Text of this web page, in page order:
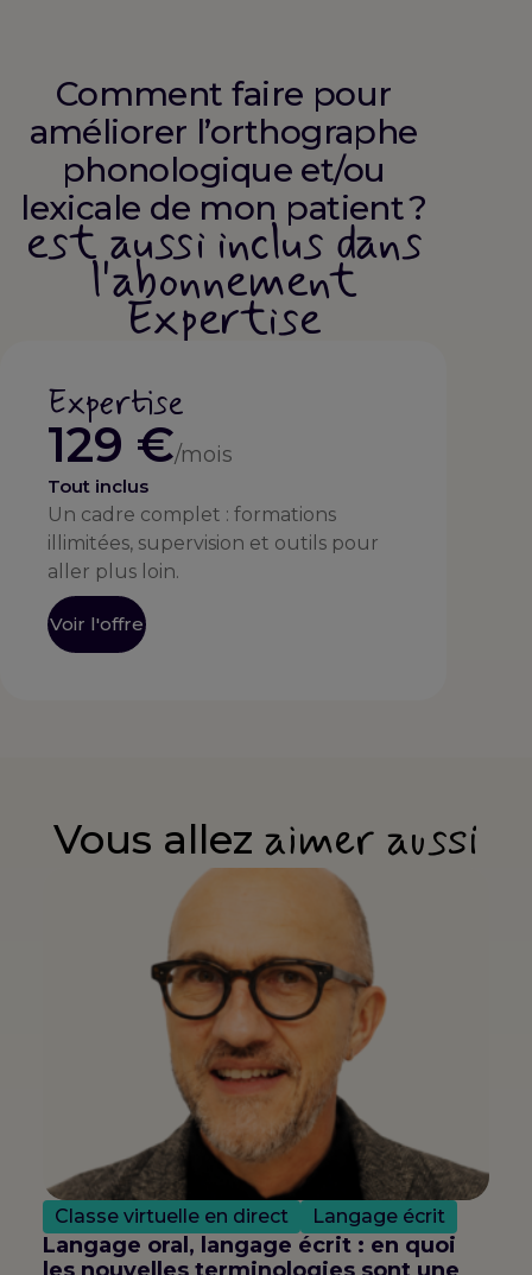
Comment faire pour
améliorer l’orthographe
phonologique et/ou
lexicale de mon patient ?
est aussi inclus dans
l'abonnement
Expertise
Expertise
129 €/mois
Tout inclus
Un cadre complet : formations
illimitées, supervision et outils pour
aller plus loin.
Voir l'offre
Vous allez aimer aussi
Classe virtuelle en direct Langage écrit
Langage oral, langage écrit : en quoi
les nouvelles terminologies sont une